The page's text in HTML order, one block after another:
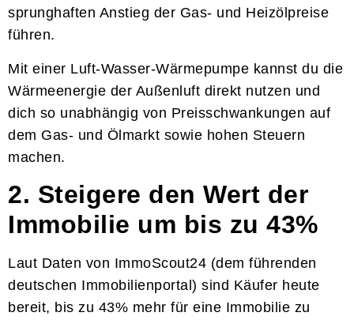
sprunghaften Anstieg der Gas- und Heizölpreise
führen.
Mit einer Luft-Wasser-Wärmepumpe kannst du die
Wärmeenergie der Außenluft direkt nutzen und
dich so unabhängig von Preisschwankungen auf
dem Gas- und Ölmarkt sowie hohen Steuern
machen.
2. Steigere den Wert der
Immobilie um bis zu 43%
Laut Daten von ImmoScout24 (dem führenden
deutschen Immobilienportal) sind Käufer heute
bereit, bis zu 43% mehr für eine Immobilie zu